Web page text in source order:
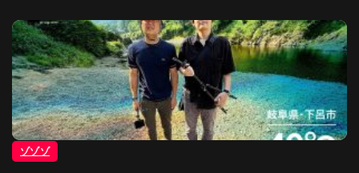
ゾゾゾ